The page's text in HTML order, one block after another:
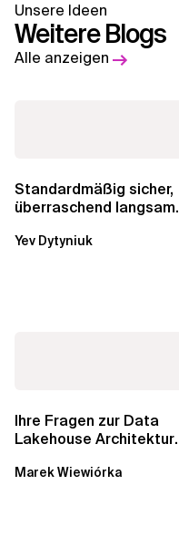
Unsere Ideen
Weitere Blogs
Alle anzeigen
Standardmäßig sicher,
überraschend langsam.
über die RDS...
Yev Dytyniuk
Ihre Fragen zur Data
Lakehouse Architektur
Marek Wiewiórka